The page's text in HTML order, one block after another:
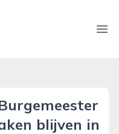
blijven in